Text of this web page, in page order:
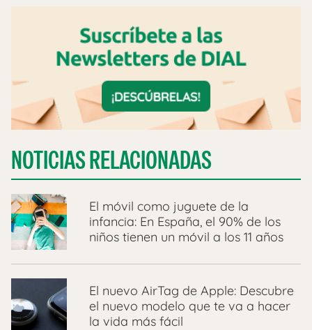
NOTICIAS RELACIONADAS
El móvil como juguete de la
infancia: En España, el 90% de los
niños tienen un móvil a los 11 años
El nuevo AirTag de Apple: Descubre
el nuevo modelo que te va a hacer
la vida más fácil